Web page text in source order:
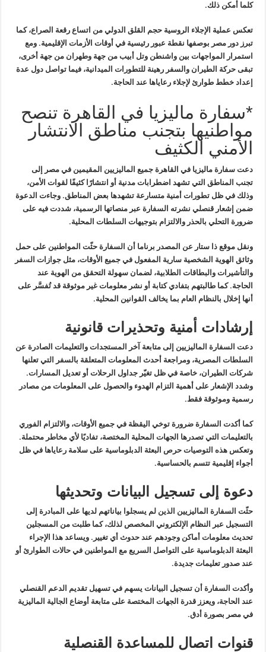
كلما أمكن ذلك.
تعكس عملية الإجلاء الروسية حجم القلق الدولي من اتساع رقعة الصراع، كما
تبرز دور مصر بوصفها نقطة عبور رئيسية في أوقات الأزمات الإقليمية. ومع
استمرار
المواجهات بين واشنطن وتل أبيب من جهة وطهران من جهة أخرى،
تبقى حركة الطيران والسفر رهينة للتطورات الميدانية، فيما تواصل دول عدة
إعداد خطط طوارئ لإجلاء رعاياها عند الحاجة.
*سفارة ماليزيا في القاهرة تنصح
مواطنيها بتجنب مناطق الانتشار
الأمني الكثيف
دعت سفارة ماليزيا في القاهرة جميع الماليزيين المقيمين في مصر إلى
تجنب المناطق التي تشهد اضطرابات مدنية أو انتشارًا كثيفًا لقوات الأمن،
وذلك في ظل تطورات أمنية متسارعة تشهدها بعض المناطق. وجاءت الدعوة
ضمن إشعار قنصلي نشرته السفارة عبر منصاتها الرسمية، شددت فيه على
ضرورة التحلي بالحذر والالتزام بتوجيهات السلطات المحلية.
ونقل موقع ذا ستار عن المصدر برناما أن السفارة حثّت المواطنين على حمل
وثائق الهوية الشخصية سارية المفعول في جميع الأوقات، مثل جوازات السفر
والتأشيرات والبطاقات الطلابية، لضمان سهولة التحقق من الهوية عند
الحاجة. كما طالبتهم بتفادي كتابة أو نشر معلومات غير موثوقة قد تُفسَّر على
أنها إخلال بالنظام العام بما يخالف القوانين المحلية.
إرشادات أمنية وتحذيرات قانونية
دعت السفارة الماليزيين إلى متابعة آخر المستجدات والتعليمات الصادرة عن
السلطات المصرية، ومراجعة أحدث المعلومات المتعلقة بالسفر التي تعلنها
شركات الطيران، خاصة في ظل تغيّر جداول الرحلات أو تعديل المسارات.
وشدد الإشعار على أهمية التزام الهدوء والحصول على المعلومات من مصادر
رسمية وموثوقة فقط.
كما أكدت السفارة ضرورة توخي اليقظة في جميع الأوقات، والالتزام الفوري
بالتعليمات التي تصدرها الجهات المحلية المختصة، تفاديًا لأي مخاطر محتملة.
وتعكس هذه التوصيات حرص البعثة الدبلوماسية على سلامة رعاياها في ظل
أجواء إقليمية تتسم بالحساسية.
دعوة إلى تسجيل البيانات وتحديثها
حثّت السفارة الماليزيين الذين لم يسجلوا بياناتهم لديها على المبادرة إلى
التسجيل عبر النظام الإلكتروني المخصص لذلك، كما طلبت من المسجلين
تحديث معلومات أماكن وجودهم عند حدوث أي تغيير. ويساعد هذا الإجراء
البعثة الدبلوماسية على التواصل السريع مع المواطنين في حالات الطوارئ أو
عند صدور تعليمات جديدة.
وأكدت السفارة أن تسجيل البيانات يسهم في تسهيل تقديم الدعم القنصلي
عند الحاجة، ويعزز قدرة الجهات المختصة على متابعة أوضاع الجالية الماليزية
في مصر بصورة أدق.
قنوات اتصال للمساعدة القنصلية